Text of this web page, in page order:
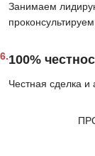
Занимаем
6.100%
Честная сделка и